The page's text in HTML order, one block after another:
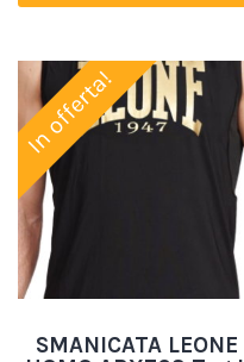
In offerta!
SMANICATA LEONE